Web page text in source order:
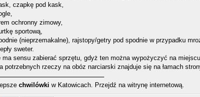
czapkę pod kask,
ochronny zimowy,
sportową,
(nieprzemakalne), rajstopy/getry pod spodnie w przypadku
sweter.
ma sensu zabierać sprzętu, gdyż ten można wypożyczyć na
potrzebnych rzeczy na obóz narciarski znajduje się na łamach
chwilówki w Katowicach. Przejdź na witrynę internetową.